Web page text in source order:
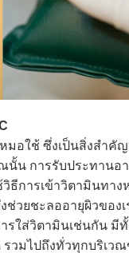
ซึ่งเป็นสิ่งสำคัญมา
นั้น การรับประทานอ
ธีการเข้าวิตามินทา
ช่วยชะลออายุผิวของเ
วิตามินเช่นกัน มีทั้
วมไปถึงทั่วทุกบริเว